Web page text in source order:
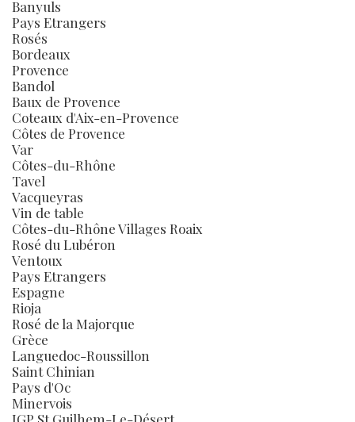
Banyuls
Pays Etrangers
Rosés
Bordeaux
Provence
Bandol
Baux de Provence
Coteaux d'Aix-en-Provence
Côtes de Provence
Var
Côtes-du-Rhône
Tavel
Vacqueyras
Vin de table
Côtes-du-Rhône Villages Roaix
Rosé du Lubéron
Ventoux
Pays Etrangers
Espagne
Rioja
Rosé de la Majorque
Grèce
Languedoc-Roussillon
Saint Chinian
Pays d'Oc
Minervois